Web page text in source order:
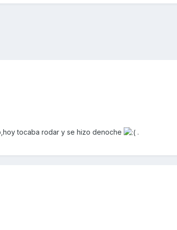
tocaba rodar y se hizo denoche .